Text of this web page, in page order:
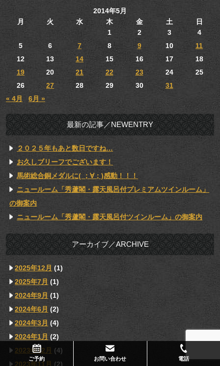
2014年5月
月
火 水 木 金 土
日
1
2 3
4
5
6 7 8 9 10
11
12
13 14 15 16 17
18
19
20 21 22 23 24
25
26
27 28 29 30
31
« 4月
6月 »
最新の記事／NEWENTRY
２０２５年もあと数日ですね…
お久しブリーフでございます！
馬術総合銅メダルに( ；∀；)感動！！！
ニュールーム「秀蘆閣・露天風呂付プレミアムツインルーム」
の御案内
ニュールーム「秀蘆閣・露天風呂付ツインルーム」の御案内
アーカイブ／ARCHIVE
2025年12月 (1)
2025年7月 (1)
2024年9月 (1)
2024年6月 (2)
2024年3月 (4)
2024年1月 (2)
2023年12月 (4)
2023年11月 (2)
ご予約 お問い合わせ 電話